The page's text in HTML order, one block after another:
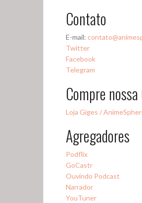
Contato
E-mail:
Twitter
Facebook
Telegram
Compre
Loja Giges /
Agregadores
Podflix
GoCastr
Ouvindo Podcast
Narrador
YouTuner